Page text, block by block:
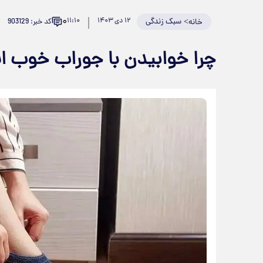
خانه>سبک زندگی ۱۲ دی ۱۴۰۳ ۱۱:۱۰۰ کد خبر: 903129
چرا خوابیدن با جوراب